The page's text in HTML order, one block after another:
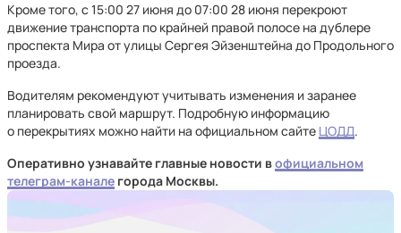
Кроме того, с 15:00 27 июня до 07:00 28 июня перекроют
движение транспорта по крайней правой полосе на дублере
проспекта Мира от улицы Сергея Эйзенштейна до Продольного
проезда.
Водителям рекомендуют учитывать изменения и заранее
планировать свой маршрут. Подробную информацию
о перекрытиях можно найти на официальном сайте ЦОДД.
Оперативно узнавайте главные новости вофициальном
телеграм-канале города Москвы.